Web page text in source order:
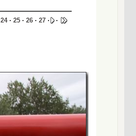
24· 25· 26· 27· ·